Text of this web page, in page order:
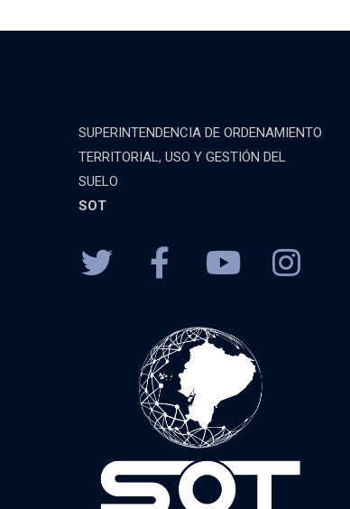
SUPERINTENDENCIA DE ORDENAMIENTO
TERRITORIAL, USO Y GESTIÓN DEL
SUELO
SOT